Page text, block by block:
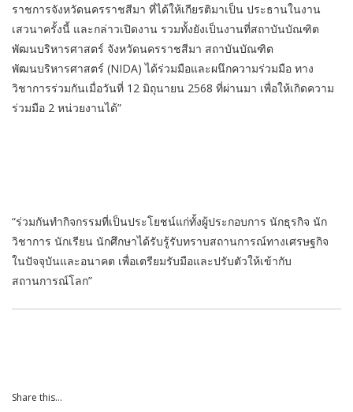
ราชการจังหวัดนครราชสีมา ที่ได้ให้เกียรติมาเป็น ประธานในงาน
เสวนาครั้งนี้ และกล่าวเปิดงาน รวมทั้งยังเป็นงานที่สถาบันบัณฑิต
พัฒนบริหารศาสตร์ จังหวัดนครราชสีมา สถาบันบัณฑิต
พัฒนบริหารศาสตร์ (NIDA) ได้ร่วมมือและผนึกความร่วมมือ ทาง
วิชาการร่วมกันเมื่อวันที่ 12 มิถุนายน 2568 ที่ผ่านมา เพื่อให้เกิดความ
ร่วมมือ 2 หน่วยงานได้”
“ร่วมกันทำกิจกรรมที่เป็นประโยชน์แก่ทั้งผู้ประกอบการ นักธุรกิจ นัก
วิชาการ นักเรียน นักศึกษาได้รับรู้รับทราบสถานการณ์ทางเศรษฐกิจ
ในปัจจุบันและอนาคต เพื่อเตรียมรับมือและปรับตัวให้เข้ากับ
สถานการณ์โลก”
Share this...